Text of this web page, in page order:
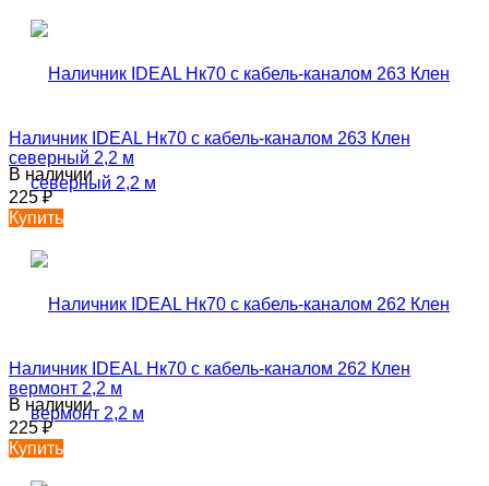
Наличник IDEAL Нк70 с кабель-каналом 263 Клен
северный 2,2 м
В наличии
225₽
Купить
Наличник IDEAL Нк70 с кабель-каналом 262 Клен
вермонт 2,2 м
В наличии
225₽
Купить